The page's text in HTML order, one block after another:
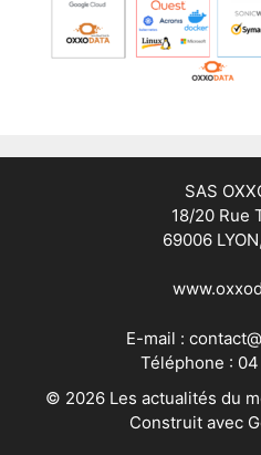
SAS
18/20 Rue
69006
E-mail :
Téléphone :
© 2026 Les actualités du
Construit avec